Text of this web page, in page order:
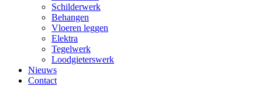
Schilderwerk
Behangen
Vloeren leggen
Elektra
Tegelwerk
Loodgieterswerk
Nieuws
Contact